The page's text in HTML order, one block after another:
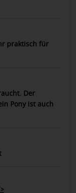
praktisch für
Der
Pony ist auch